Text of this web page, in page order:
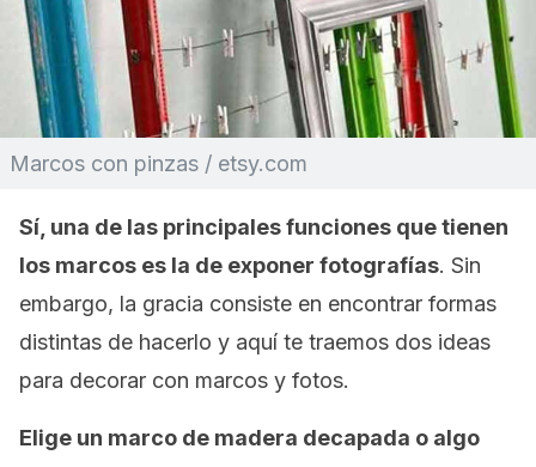
Marcos con pinzas / etsy.com
Sí, una de las principales funciones que tienen
los marcos es la de exponer fotografías. Sin
embargo, la gracia consiste en encontrar formas
distintas de hacerlo y aquí te traemos dos ideas
para decorar con marcos y fotos.
Elige un marco de madera decapada o algo